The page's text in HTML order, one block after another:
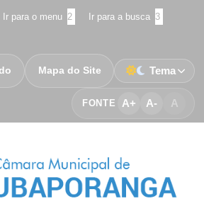
Ir para o menu 2 Ir para a busca 3
FONTE A+ A- A
Mapa do Site Tema